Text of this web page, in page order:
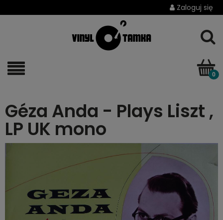
Zaloguj się
Géza Anda - Plays Liszt ,
LP UK mono